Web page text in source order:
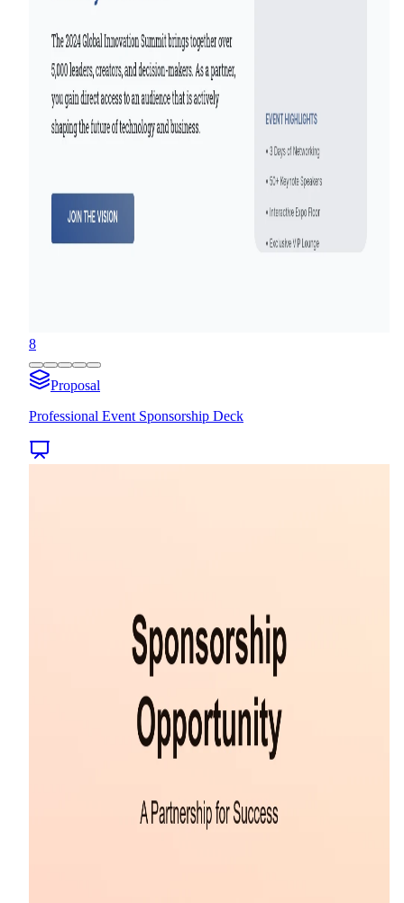
8
Proposal
Professional Event Sponsorship Deck